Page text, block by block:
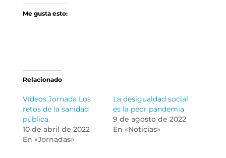
Me gusta esto:
Relacionado
Vídeos Jornada Los
retos de la sanidad
pública.
10 de abril de 2022
En «Jornadas»
La desigualdad social
es la peor pandemia
9 de agosto de 2022
En «Noticias»